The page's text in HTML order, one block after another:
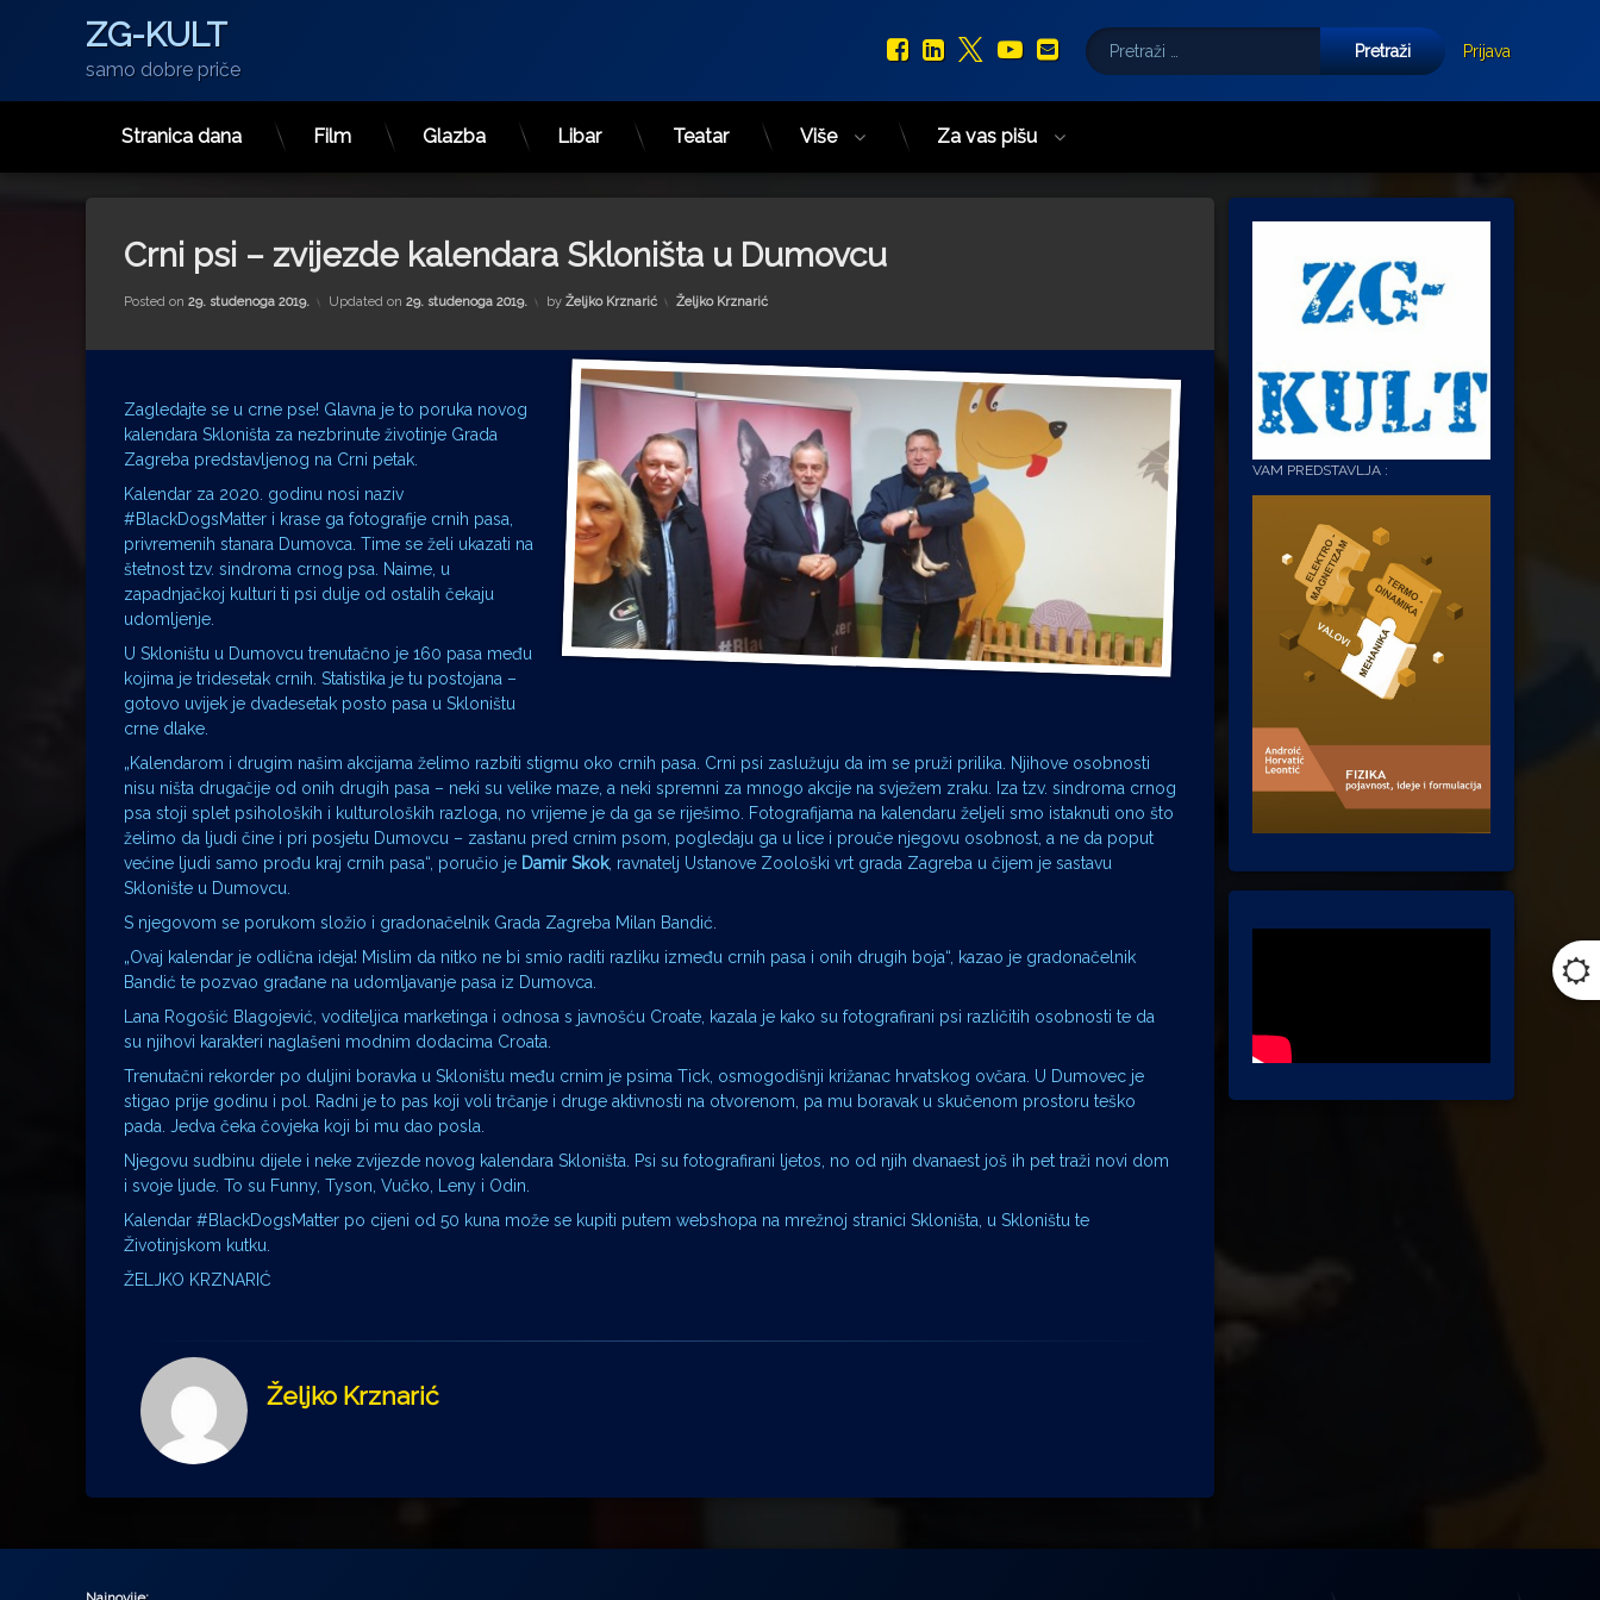
ZG-KULT
samo dobre priče
Facebook
LinkedIn
X.com
YouTube
E-mail
Pretraži:
Prijava
Stranica dana Film Glazba Libar Teatar Više Za vas pišu
Crni psi – zvijezde kalendara Skloništa u Dumovcu
Posted on 29. studenoga 2019. Updated on 29. studenoga 2019. by Željko Krznarić Kategorije:
Željko Krznarić
Zagledajte se u crne pse! Glavna je to poruka novog
kalendara Skloništa za nezbrinute životinje Grada
Zagreba predstavljenog na Crni petak.
Kalendar za 2020. godinu nosi naziv
#BlackDogsMatter i krase ga fotografije crnih pasa,
privremenih stanara Dumovca. Time se želi ukazati na
štetnost tzv. sindroma crnog psa. Naime, u
zapadnjačkoj kulturi ti psi dulje od ostalih čekaju
udomljenje.
U Skloništu u Dumovcu trenutačno je 160 pasa među
kojima je tridesetak crnih. Statistika je tu postojana –
gotovo uvijek je dvadesetak posto pasa u Skloništu
crne dlake.
„Kalendarom i drugim našim akcijama želimo razbiti stigmu oko crnih pasa. Crni psi zaslužuju da im se pruži prilika. Njihove osobnosti
nisu ništa drugačije od onih drugih pasa – neki su velike maze, a neki spremni za mnogo akcije na svježem zraku. Iza tzv. sindroma crnog
psa stoji splet psiholoških i kulturoloških razloga, no vrijeme je da ga se riješimo. Fotografijama na kalendaru željeli smo istaknuti ono što
želimo da ljudi čine i pri posjetu Dumovcu – zastanu pred crnim psom, pogledaju ga u lice i prouče njegovu osobnost, a ne da poput
većine ljudi samo prođu kraj crnih pasa“, poručio je Damir Skok, ravnatelj Ustanove Zoološki vrt grada Zagreba u čijem je sastavu
Sklonište u Dumovcu.
S njegovom se porukom složio i gradonačelnik Grada Zagreba Milan Bandić.
„Ovaj kalendar je odlična ideja! Mislim da nitko ne bi smio raditi razliku između crnih pasa i onih drugih boja“, kazao je gradonačelnik
Bandić te pozvao građane na udomljavanje pasa iz Dumovca.
Lana Rogošić Blagojević, voditeljica marketinga i odnosa s javnošću Croate, kazala je kako su fotografirani psi različitih osobnosti te da
su njihovi karakteri naglašeni modnim dodacima Croata.
Trenutačni rekorder po duljini boravka u Skloništu među crnim je psima Tick, osmogodišnji križanac hrvatskog ovčara. U Dumovec je
stigao prije godinu i pol. Radni je to pas koji voli trčanje i druge aktivnosti na otvorenom, pa mu boravak u skučenom prostoru teško
pada. Jedva čeka čovjeka koji bi mu dao posla.
Njegovu sudbinu dijele i neke zvijezde novog kalendara Skloništa. Psi su fotografirani ljetos, no od njih dvanaest još ih pet traži novi dom
i svoje ljude. To su Funny, Tyson, Vučko, Leny i Odin.
Kalendar #BlackDogsMatter po cijeni od 50 kuna može se kupiti putem webshopa na mrežnoj stranici Skloništa, u Skloništu te
Životinjskom kutku.
ŽELJKO KRZNARIĆ
Željko Krznarić
VAM PREDSTAVLJA :